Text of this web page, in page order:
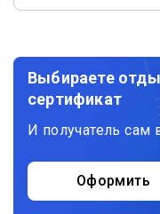
Выбираете
сертификат
И получатель сам
Оформить